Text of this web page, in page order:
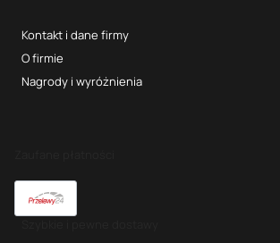
Kontakt i dane firmy
O firmie
Nagrody i wyróżnienia